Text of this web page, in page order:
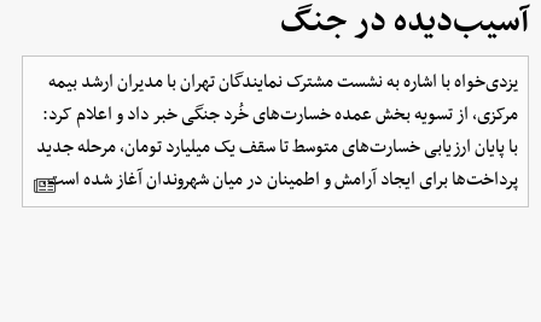
آسیب‌دیده در جنگ
یزدی‌خواه با اشاره به نشست مشترک نمایندگان تهران با مدیران ارشد بیمه
مرکزی، از تسویه بخش عمده خسارت‌های خُرد جنگی خبر داد و اعلام کرد:
با پایان ارزیابی خسارت‌های متوسط تا سقف یک میلیارد تومان، مرحله جدید
پرداخت‌ها برای ایجاد آرامش و اطمینان در میان شهروندان آغاز شده است.